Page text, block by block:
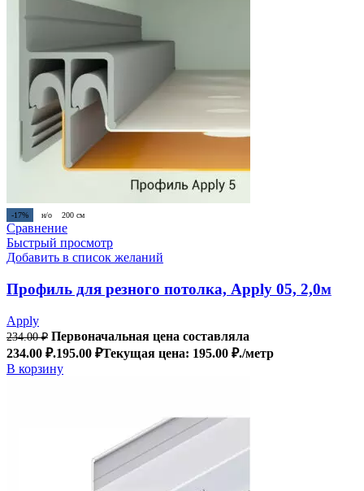
-17% н/о 200 см
Сравнение
Быстрый просмотр
Добавить в список желаний
Профиль для резного потолка, Apply 05, 2,0м
Apply
234.00₽ Первоначальная цена составляла
234.00 ₽.195.00 ₽Текущая цена: 195.00 ₽./метр
В корзину